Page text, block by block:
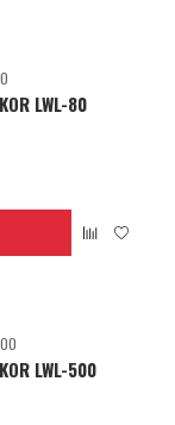
LWL-80
LWL-500